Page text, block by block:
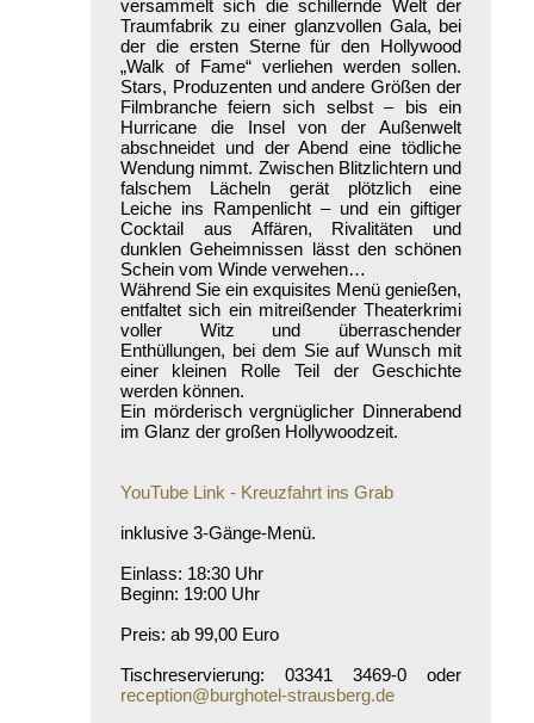
versammelt sich die schillernde Welt der
Traumfabrik zu einer glanzvollen Gala, bei
der die ersten Sterne für den Hollywood
„Walk of Fame“ verliehen werden sollen.
Stars, Produzenten und andere Größen der
Filmbranche feiern sich selbst – bis ein
Hurricane die Insel von der Außenwelt
abschneidet und der Abend eine tödliche
Wendung nimmt. Zwischen Blitzlichtern und
falschem Lächeln gerät plötzlich eine
Leiche ins Rampenlicht – und ein giftiger
Cocktail aus Affären, Rivalitäten und
dunklen Geheimnissen lässt den schönen
Schein vom Winde verwehen…
Während Sie ein exquisites Menü genießen,
entfaltet sich ein mitreißender Theaterkrimi
voller Witz und überraschender
Enthüllungen, bei dem Sie auf Wunsch mit
einer kleinen Rolle Teil der Geschichte
werden können.
Ein mörderisch vergnüglicher Dinnerabend
im Glanz der großen Hollywoodzeit.
YouTube Link - Kreuzfahrt ins Grab
inklusive 3-Gänge-Menü.
Einlass: 18:30 Uhr
Beginn: 19:00 Uhr
Preis: ab 99,00 Euro
Tischreservierung: 03341 3469-0 oder
reception@burghotel-strausberg.de